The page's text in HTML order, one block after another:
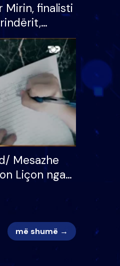
Mirin, finalisti
letër divorci
Mesazhe
Liçon nga
më shumë →